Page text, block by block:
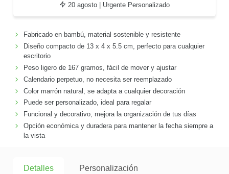
20 agosto | Urgente Personalizado
Fabricado en bambú, material sostenible y resistente
Diseño compacto de 13 x 4 x 5.5 cm, perfecto para cualquier
escritorio
Peso ligero de 167 gramos, fácil de mover y ajustar
Calendario perpetuo, no necesita ser reemplazado
Color marrón natural, se adapta a cualquier decoración
Puede ser personalizado, ideal para regalar
Funcional y decorativo, mejora la organización de tus días
Opción económica y duradera para mantener la fecha siempre a
la vista
Detalles Personalización